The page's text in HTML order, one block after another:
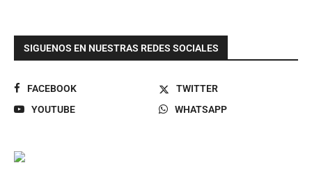
SIGUENOS EN NUESTRAS REDES SOCIALES
FACEBOOK
TWITTER
YOUTUBE
WHATSAPP